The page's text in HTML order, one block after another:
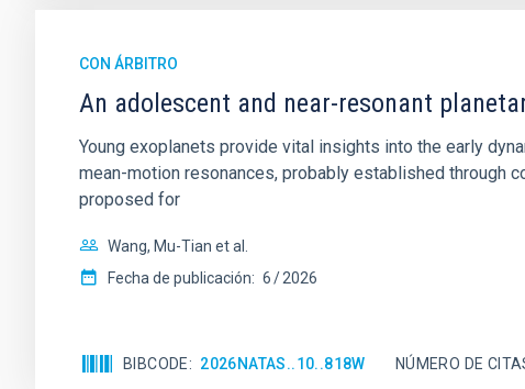
CON ÁRBITRO
An adolescent and near-resonant
Young exoplanets provide vital insights into the early
mean-motion resonances, probably established through
proposed for
Wang, Mu-Tian et al.
Fecha de publicación: 6 2026
BIBCODE 2026NATAS..10..818W NÚMERO DE